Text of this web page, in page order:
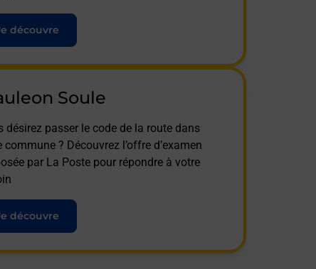
découvre
Soule
désirez passer le code de la route dans
commune ? Découvrez l’offre d’examen
par La Poste pour répondre à votre
découvre